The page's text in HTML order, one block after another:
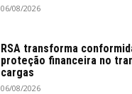
06/08/2026
RSA transforma
proteção financeira no
cargas
06/08/2026